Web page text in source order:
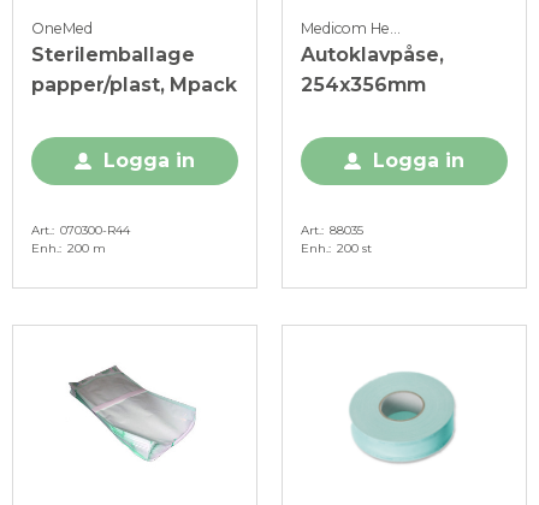
OneMed
Sterilemballage
papper/plast, Mpack
Logga in
Art.
070300-R44
Enh.
200 m
Medicom Healthcare
Autoklavpåse,
254x356mm
Logga in
Art.
88035
Enh.
200 st